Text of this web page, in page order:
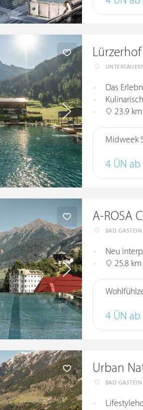
Das
23.9
Midweek
4 ÜN ab
A-ROSA
BAD GASTEIN
Neu
25.8
4 ÜN ab
Urban
BAD GASTEIN